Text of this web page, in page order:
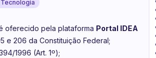
oferecido pela plataforma Portal IDEA
e 206 da Constituição Federal;
1996 (Art. 1º);